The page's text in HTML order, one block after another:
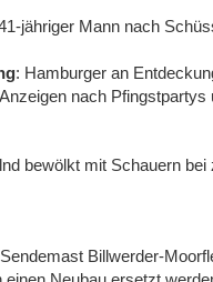
jähriger Mann nach
: Hamburger an
nach
bewölkt mit Schauern bei
Billwerder-